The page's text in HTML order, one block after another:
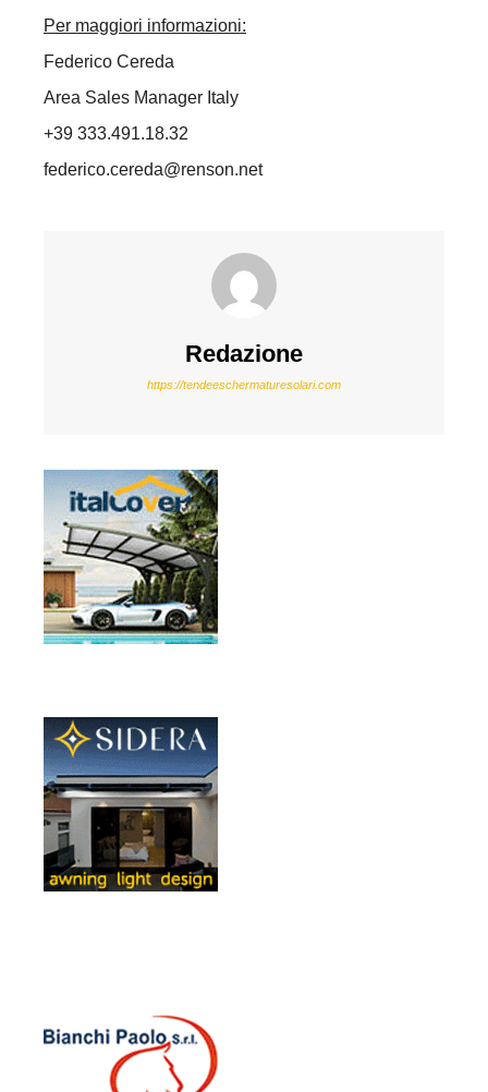
Per maggiori informazioni:
Federico Cereda
Area Sales Manager Italy
+39 333.491.18.32
federico.cereda@renson.net
Redazione
https://tendeeschermaturesolari.com